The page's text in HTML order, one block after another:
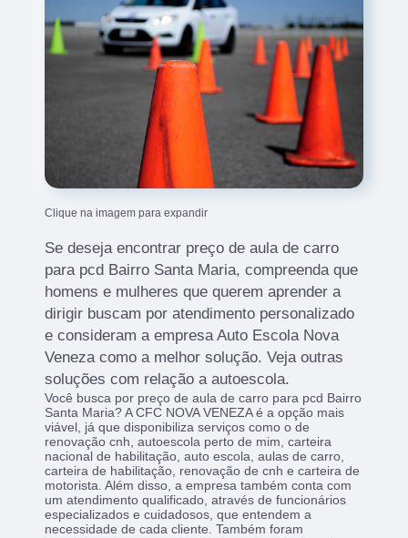
Clique na imagem para expandir
Se deseja encontrar preço de aula de carro
para pcd Bairro Santa Maria, compreenda que
homens e mulheres que querem aprender a
dirigir buscam por atendimento personalizado
e consideram a empresa Auto Escola Nova
Veneza como a melhor solução. Veja outras
soluções com relação a autoescola.
Você busca por preço de aula de carro para pcd Bairro
Santa Maria? A CFC NOVA VENEZA é a opção mais
viável, já que disponibiliza serviços como o de
renovação cnh, autoescola perto de mim, carteira
nacional de habilitação, auto escola, aulas de carro,
carteira de habilitação, renovação de cnh e carteira de
motorista. Além disso, a empresa também conta com
um atendimento qualificado, através de funcionários
especializados e cuidadosos, que entendem a
necessidade de cada cliente. Também foram